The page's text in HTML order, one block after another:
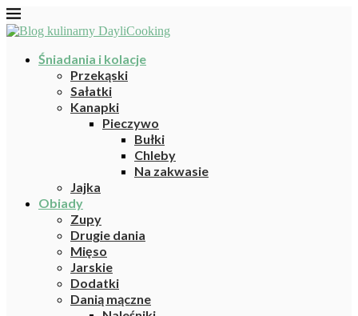
Śniadania i kolacje
Przekąski
Sałatki
Kanapki
Pieczywo
Bułki
Chleby
Na zakwasie
Jajka
Obiady
Zupy
Drugie dania
Mięso
Jarskie
Dodatki
Danią mączne